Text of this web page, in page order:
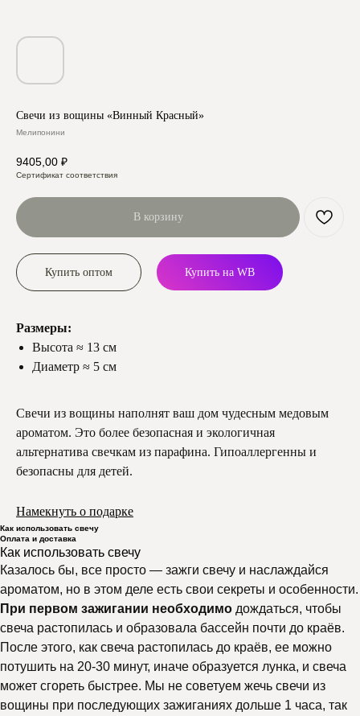
Свечи из вощины «Винный Красный»
Мелипонини
9405,00 ₽
Сертификат соответствия
В корзину
Купить оптом Купить на WB
Размеры:
Высота ≈ 13 см
Диаметр ≈ 5 см
Свечи из вощины наполнят ваш дом чудесным медовым
ароматом. Это более безопасная и экологичная
альтернатива свечкам из парафина. Гипоаллергенны и
безопасны для детей.
Намекнуть о подарке
Как использовать свечу
Оплата и доставка
Как использовать свечу
Казалось бы, все просто — зажги свечу и наслаждайся
ароматом, но в этом деле есть свои секреты и особенности.
При первом зажигании необходимо дождаться, чтобы
свеча растопилась и образовала бассейн почти до краёв.
После этого, как свеча растопилась до краёв, ее можно
потушить на 20-30 минут, иначе образуется лунка, и свеча
может сгореть быстрее. Мы не советуем жечь свечи из
вощины при последующих зажиганиях дольше 1 часа, так